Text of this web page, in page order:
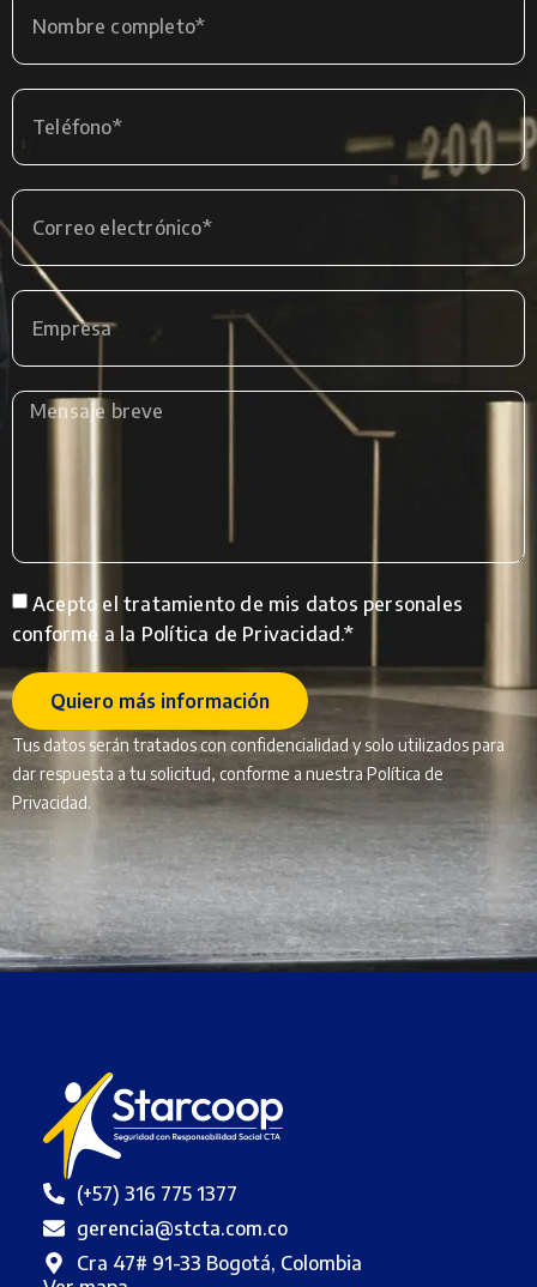
Acepto el tratamiento de mis datos personales
conforme a la Política de Privacidad.*
Quiero más información
Tus datos serán tratados con confidencialidad y solo utilizados para
dar respuesta a tu solicitud, conforme a nuestra Política de
Privacidad.
(+57) 316 775 1377
gerencia@stcta.com.co
Cra 47# 91-33 Bogotá, Colombia